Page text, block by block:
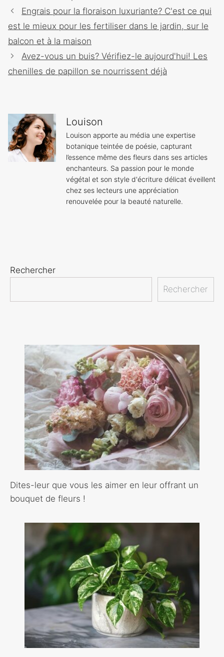
Navigation
des
Engrais pour la floraison luxuriante? C'est ce qui
est le mieux pour les fertiliser dans le jardin, sur le
balcon et à la maison
Avez-vous un buis? Vérifiez-le aujourd'hui! Les
chenilles de papillon se nourrissent déjà
Louison
Louison apporte au média une expertise
botanique teintée de poésie, capturant
l’essence même des fleurs dans ses articles
enchanteurs. Sa passion pour le monde
végétal et son style d'écriture délicat éveillent
chez ses lecteurs une appréciation
renouvelée pour la beauté naturelle.
Rechercher
Rechercher
Dites-leur que vous les aimer en leur offrant un
bouquet de fleurs !